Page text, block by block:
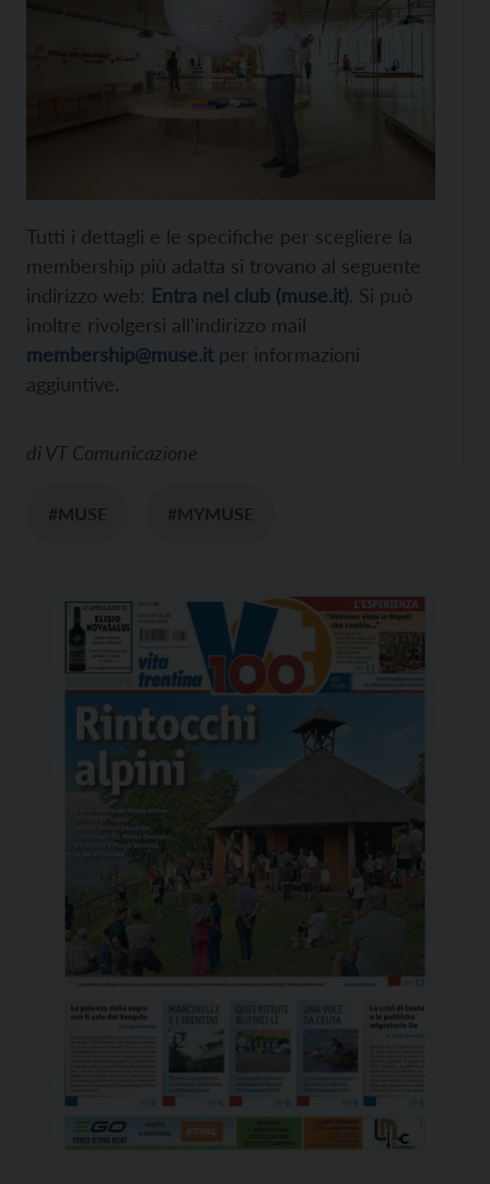
Tutti i dettagli e le specifiche per scegliere la
membership più adatta si trovano al seguente
indirizzo web: Entra nel club (muse.it). Si può
inoltre rivolgersi all’indirizzo mail
membership@muse.itper informazioni
aggiuntive.
di VT Comunicazione
#MUSE #MYMUSE